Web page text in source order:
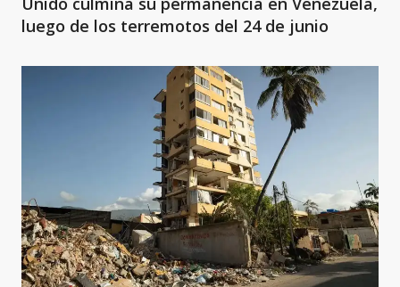
luego de los terremotos del 24 de junio